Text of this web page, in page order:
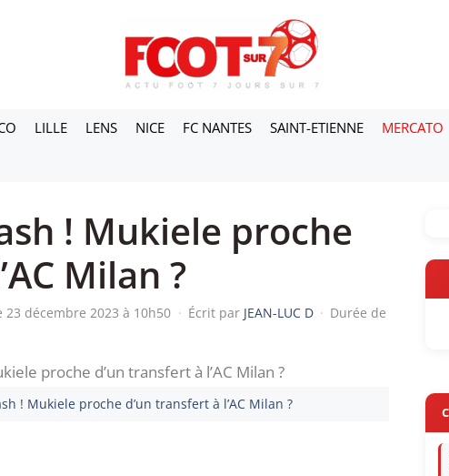
LILLE LENS NICE FC NANTES SAINT-ETIENNE MERCATO
! Mukiele proche
Milan ?
23 décembre 2023 à 10h50 · Écrit par JEAN-LUC D · Durée de
! Mukiele proche d’un transfert à l’AC Milan ?